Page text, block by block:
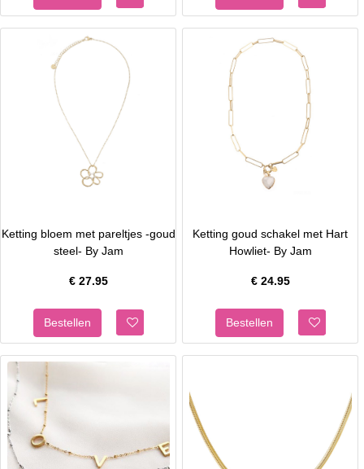
Ketting bloem met pareltjes -goud
steel- By Jam
€ 27.95
Ketting goud schakel met Hart
Howliet- By Jam
€ 24.95